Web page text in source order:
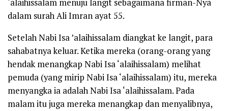
‘alaihissalam menuju langit sebagaimana firman-Nya
dalam surah Ali Imran ayat 55.
Setelah Nabi Isa’alaihissalam diangkat ke langit, para
sahabatnya keluar. Ketika mereka (orang-orang yang
hendak menangkap Nabi Isa‘alaihissalam) melihat
pemuda (yang mirip Nabi Isa‘alaihissalam) itu, mereka
menyangka ia adalah Nabi Isa‘alaihissalam. Pada
malam itu juga mereka menangkap dan menyalibnya,